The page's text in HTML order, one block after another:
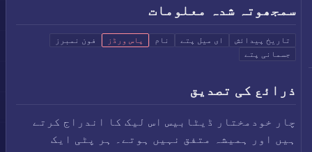
سمجھوتہ شدہ معلومات
تاریخ پیدائش ای میل پتے نام پاس ورڈز
فون نمبرز
جسمانی پتے
ذرائع کی تصدیق
چار خودمختار ڈیٹابیس اس لیک کا اندراج کرتے
ہیں اور ہمیشہ متفق نہیں ہوتے۔ ہر پٹی ایک